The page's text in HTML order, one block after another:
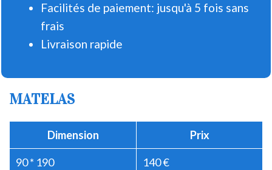
Facilités de paiement: jusqu'à 5 fois sans
frais
Livraison rapide
MATELAS
Dimension Prix
90 * 190 140 €